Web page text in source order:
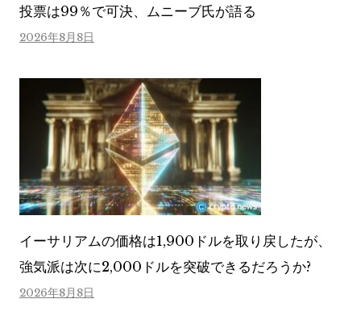
投票は99％で可決、ムニーブ氏が語る
2026年8月8日
イーサリアムの価格は1,900ドルを取り戻したが、
強気派は次に2,000ドルを突破できるだろうか?
2026年8月8日